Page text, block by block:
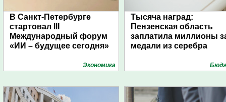
В Санкт-Петербурге
стартовал III
Международный форум
«ИИ – будущее сегодня»
Экономика
Тысяча наград:
Пензенская область
заплатила миллионы
медали из серебра